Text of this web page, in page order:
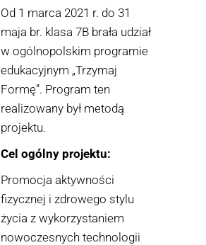
Od 1 marca 2021 r. do 31
maja br. klasa 7B brała udział
w ogólnopolskim programie
edukacyjnym „Trzymaj
Formę”. Program ten
realizowany był metodą
projektu.
Cel ogólny projektu:
Promocja aktywności
fizycznej i zdrowego stylu
życia z wykorzystaniem
nowoczesnych technologii